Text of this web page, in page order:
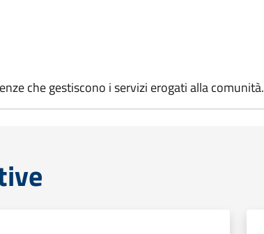
che gestiscono i servizi erogati alla comunità.